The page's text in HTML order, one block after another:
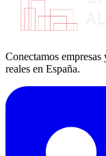
Conectamos
reales en España.